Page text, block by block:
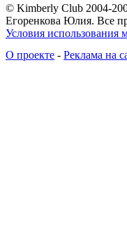
© Kimberly Club 2004-
Егоренкова Юлия. Все
Условия использования
О проекте - Реклама на